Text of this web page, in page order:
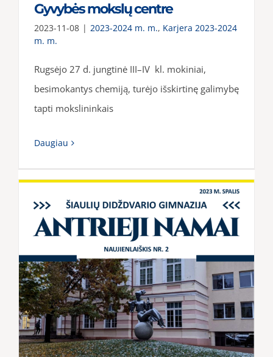
Gyvybės mokslų centre
2023-11-08 | 2023-2024 m. m., Karjera 2023-2024
m. m.
Rugsėjo 27 d. jungtinė III–IV kl. mokiniai,
besimokantys chemiją, turėjo išskirtinę galimybę
tapti mokslininkais
Daugiau